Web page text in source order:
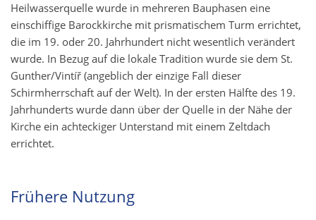
Heilwasserquelle wurde in mehreren Bauphasen eine
einschiffige Barockkirche mit prismatischem Turm errichtet,
die im 19. oder 20. Jahrhundert nicht wesentlich verändert
wurde. In Bezug auf die lokale Tradition wurde sie dem St.
Gunther/Vintíř (angeblich der einzige Fall dieser
Schirmherrschaft auf der Welt). In der ersten Hälfte des 19.
Jahrhunderts wurde dann über der Quelle in der Nähe der
Kirche ein achteckiger Unterstand mit einem Zeltdach
errichtet.
Frühere Nutzung